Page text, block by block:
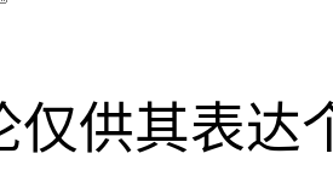
仅供其表达